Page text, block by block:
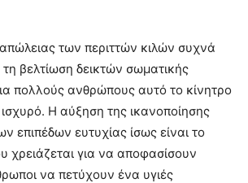
των περιττών κιλών συχνά
βελτίωση δεικτών σωματικής
πολλούς ανθρώπους αυτό το κίνητρο
Η αύξηση της ικανοποίησης
επιπέδων ευτυχίας ίσως είναι το
χρειάζεται για να αποφασίσουν
να πετύχουν ένα υγιές